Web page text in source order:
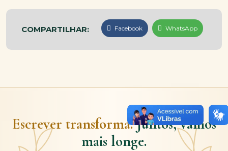
COMPARTILHAR: Facebook WhatsApp
Escrever transforma.Juntos, vamos
mais longe.